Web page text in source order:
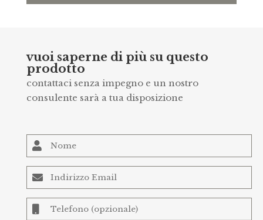
vuoi saperne di più su questo
prodotto
contattaci senza impegno e un nostro
consulente sarà a tua disposizione